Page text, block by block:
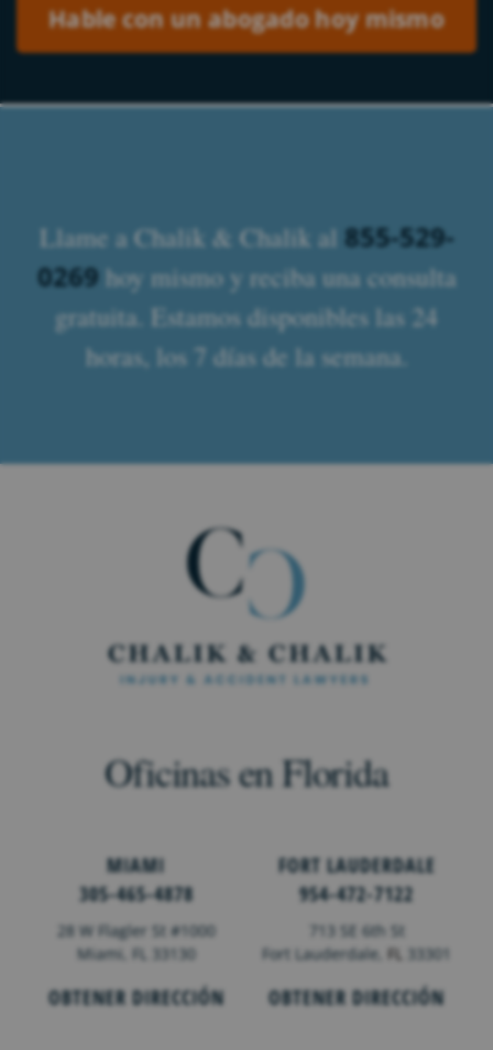
Llame a Chalik & Chalik al 855-529-
0269hoy mismo y reciba una consulta
gratuita. Estamos disponibles las 24
horas, los 7 días de la semana.
Oficinas en Florida
MIAMI
305-465-4878
28 W Flagler St #1000
Miami, FL 33130
OBTENER DIRECCIÓN
FORT LAUDERDALE
954-472-7122
713 SE 6th St
Fort Lauderdale,FL 33301
OBTENER DIRECCIÓN